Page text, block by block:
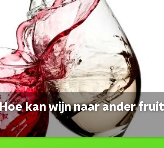
kan wijn naar ander fruit